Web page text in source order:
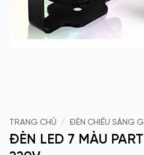
TRANG CHỦ / ĐÈN CHIẾU SÁNG
ĐÈN LED 7 MÀU